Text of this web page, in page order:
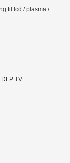
til lcd / plasma /
DLP TV